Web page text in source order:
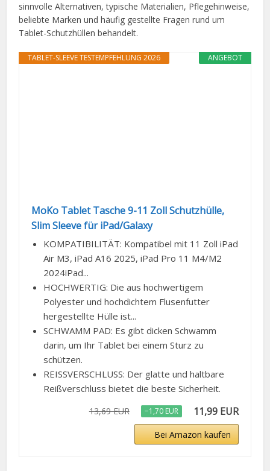
sinnvolle Alternativen, typische Materialien, Pflegehinweise,
beliebte Marken und häufig gestellte Fragen rund um
Tablet-Schutzhüllen behandelt.
ANGEBOT
TABLET-SLEEVE TESTEMPFEHLUNG 2026
MoKo Tablet Tasche 9-11 Zoll Schutzhülle,
Slim Sleeve für iPad/Galaxy
KOMPATIBILITÄT: Kompatibel mit 11 Zoll iPad
Air M3, iPad A16 2025, iPad Pro 11 M4/M2
2024iPad...
HOCHWERTIG: Die aus hochwertigem
Polyester und hochdichtem Flusenfutter
hergestellte Hülle ist...
SCHWAMM PAD: Es gibt dicken Schwamm
darin, um Ihr Tablet bei einem Sturz zu
schützen.
REISSVERSCHLUSS: Der glatte und haltbare
Reißverschluss bietet die beste Sicherheit.
13,69 EUR −1,70 EUR 11,99 EUR
Bei Amazon kaufen